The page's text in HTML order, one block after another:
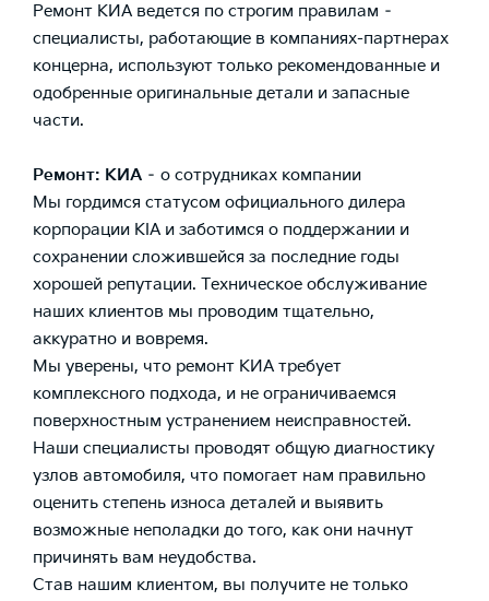
Ремонт КИА ведется по строгим правилам –
специалисты, работающие в компаниях-партнерах
концерна, используют только рекомендованные и
одобренные оригинальные детали и запасные
части.
Ремонт: КИА – о сотрудниках компании
Мы гордимся статусом официального дилера
корпорации KIA и заботимся о поддержании и
сохранении сложившейся за последние годы
хорошей репутации. Техническое обслуживание
наших клиентов мы проводим тщательно,
аккуратно и вовремя.
Мы уверены, что ремонт КИА требует
комплексного подхода, и не ограничиваемся
поверхностным устранением неисправностей.
Наши специалисты проводят общую диагностику
узлов автомобиля, что помогает нам правильно
оценить степень износа деталей и выявить
возможные неполадки до того, как они начнут
причинять вам неудобства.
Став нашим клиентом, вы получите не только